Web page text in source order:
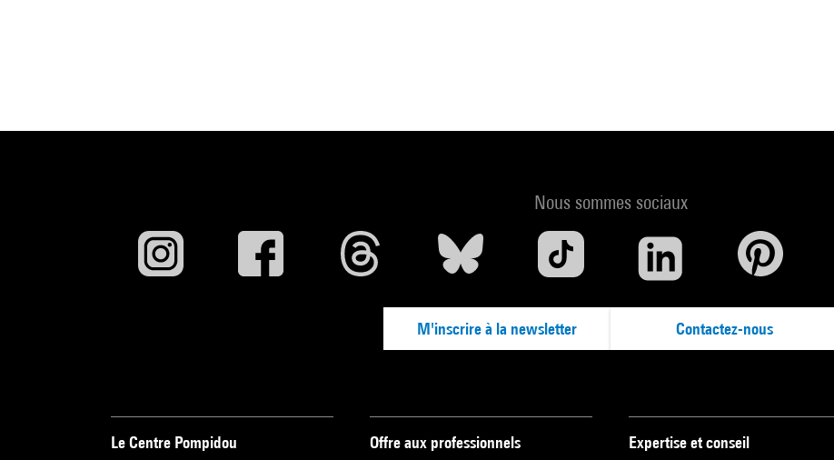
Nous sommes sociaux
M'inscrire à la newsletter Contactez-nous
Le Centre Pompidou Offre aux professionnels Expertise et conseil